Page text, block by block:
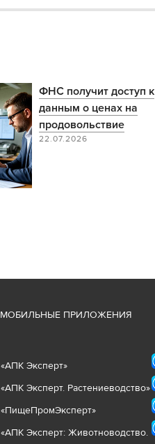
ФНС получит доступ к
данным о ценах на
продовольствие
22.07.2026
МОБИЛЬНЫЕ ПРИЛОЖЕНИЯ
«АПК Эксперт»
«АПК Эксперт. Растениеводство»
«ПищеПромЭксперт»
«АПК Эксперт: Животноводство.